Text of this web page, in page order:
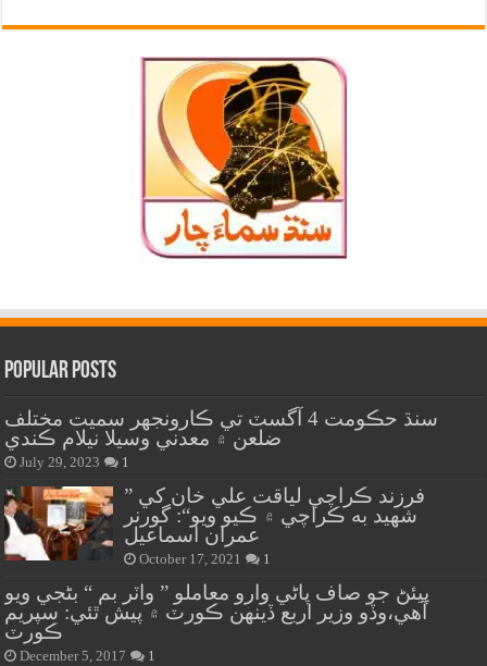
Popular Posts
سنڌ حڪومت 4 آگسٽ تي ڪارونجهر سميت مختلف
ضلعن ۾ معدني وسيلا نيلام ڪندي
July 29, 2023 1
” فرزند ڪراچي لياقت علي خان کي
شهيد به ڪراچي ۾ ڪيو ويو“: گورنر
عمران اسماعيل
October 17, 2021 1
پيئڻ جو صاف پاڻي وارو معاملو ” واٽر بم “ بڻجي ويو
آهي،وڏو وزير اربع ڏينهن ڪورٽ ۾ پيش ٿئي: سپريم
ڪورٽ
December 5, 2017 1